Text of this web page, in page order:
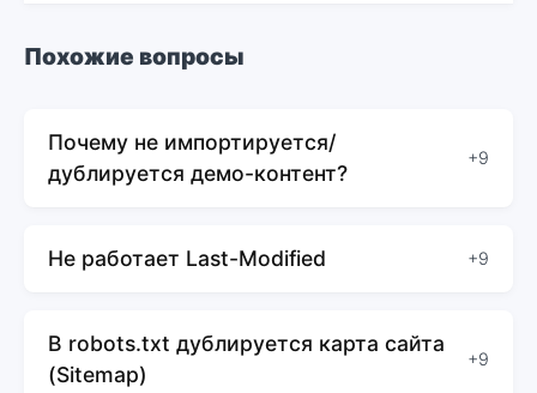
Похожие вопросы
Почему не импортируется/
дублируется демо-контент?
+9
Не работает Last-Modified +9
В robots.txt дублируется карта сайта
(Sitemap)
+9